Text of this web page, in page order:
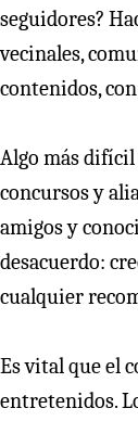
seguidores?
vecinales,
contenidos,
Algo más
concursos y
amigos y
desacuerdo:
cualquier
Es vital que el
entretenidos.